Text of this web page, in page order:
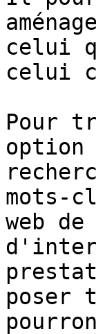
celui
celui
Pour
option
mots-
web
poser